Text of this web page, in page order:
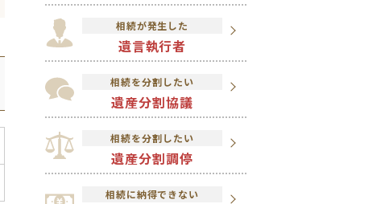
相続が発生した
遺言執行者
相続を分割したい
遺産分割協議
相続を分割したい
遺産分割調停
相続に納得できない